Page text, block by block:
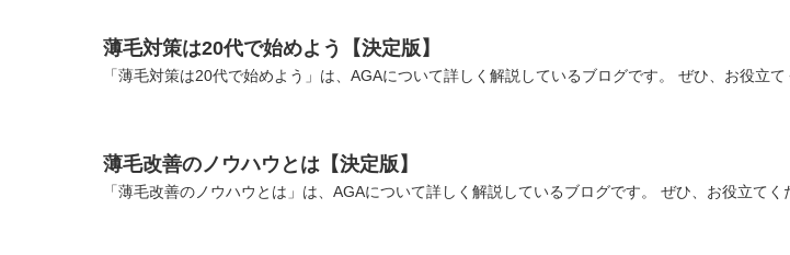
薄毛対策は20代で始めよう【決定版】
「薄毛対策は20代で始めよう」は、AGAについて詳しく解説しているブログです。 ぜひ、お役立
薄毛改善のノウハウとは【決定版】
「薄毛改善のノウハウとは」は、AGAについて詳しく解説しているブログです。 ぜひ、お役立て